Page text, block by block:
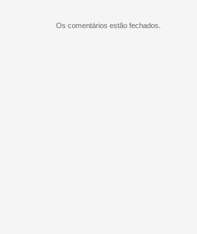
Os comentários estão fechados.